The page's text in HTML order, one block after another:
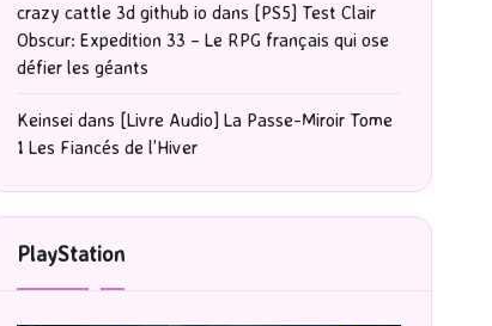
crazy cattle 3d github io dans [PS5] Test Clair
Obscur: Expedition 33 – Le RPG français qui ose
défier les géants
Keinseidans [Livre Audio] La Passe-Miroir Tome
1 Les Fiancés de l’Hiver
PlayStation